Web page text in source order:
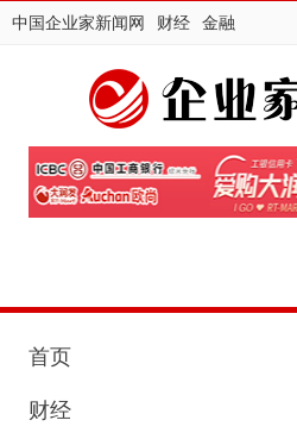
中国企业家新闻网 财经 金融
首页
财经